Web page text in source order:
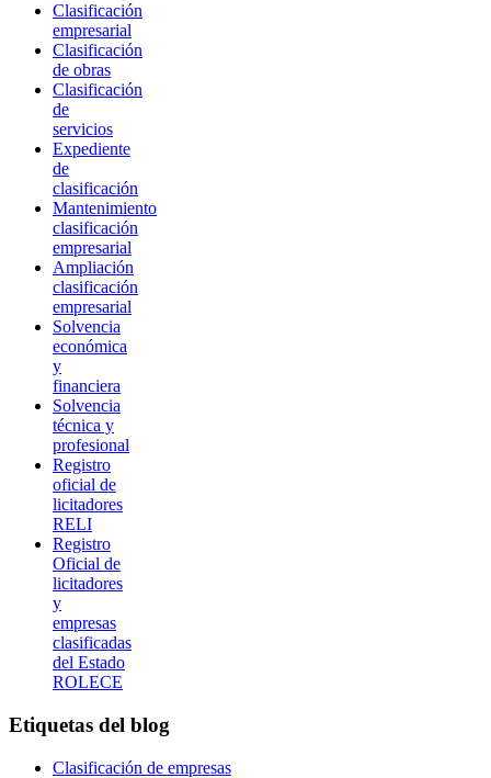
Clasificación
empresarial
Clasificación
de obras
Clasificación
de
servicios
Expediente
de
clasificación
Mantenimiento
clasificación
empresarial
Ampliación
clasificación
empresarial
Solvencia
económica
y
financiera
Solvencia
técnica y
profesional
Registro
oficial de
licitadores
RELI
Registro
Oficial de
licitadores
y
empresas
clasificadas
del Estado
ROLECE
Etiquetas del blog
Clasificación de empresas